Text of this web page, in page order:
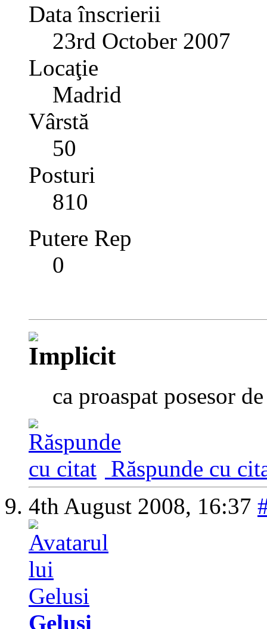
Data înscrierii
23rd October 2007
Locaţie
Madrid
Vârstă
50
Posturi
810
Putere Rep
0
ca proaspat posesor
Răspunde cu
4th August 2008, 16:37
Gelusi